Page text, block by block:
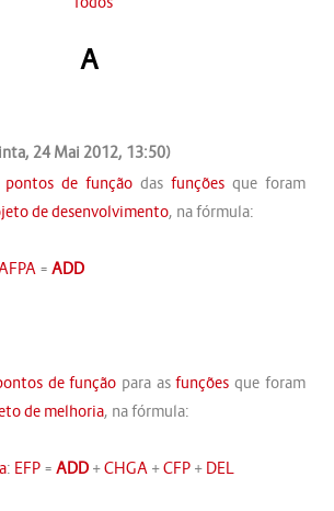
A
24 Mai 2012, 13:50)
de funçãodas funçõesque foram
de desenvolvimento, na fórmula:
= ADD
de função para asfunções que foram
de melhoria, na fórmula:
: EFP= ADD +CHGA+CFP+ DEL